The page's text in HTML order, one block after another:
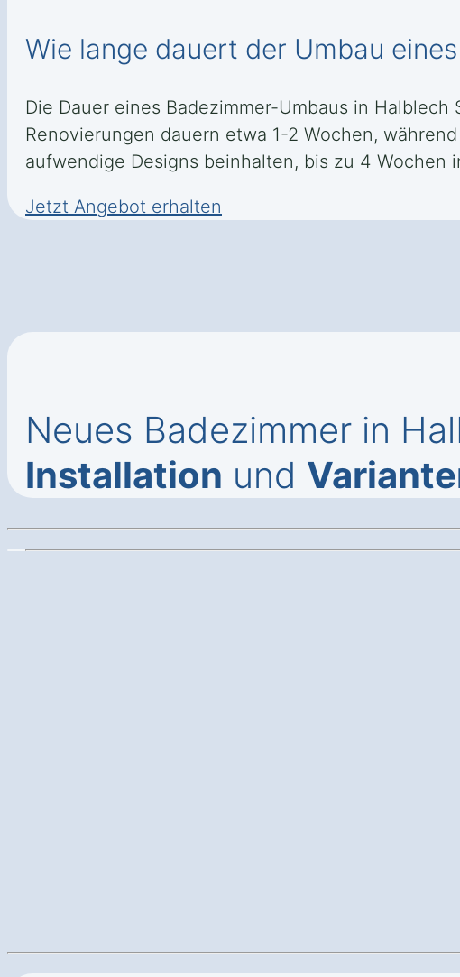
Wie lange dauert der Umbau
Die Dauer eines Badezimmer-Umbaus in
Renovierungen dauern etwa 1-2 Wochen,
aufwendige Designs beinhalten, bis zu 4 Wochen
Jetzt Angebot erhalten
Neues Badezimmer in
Installation und